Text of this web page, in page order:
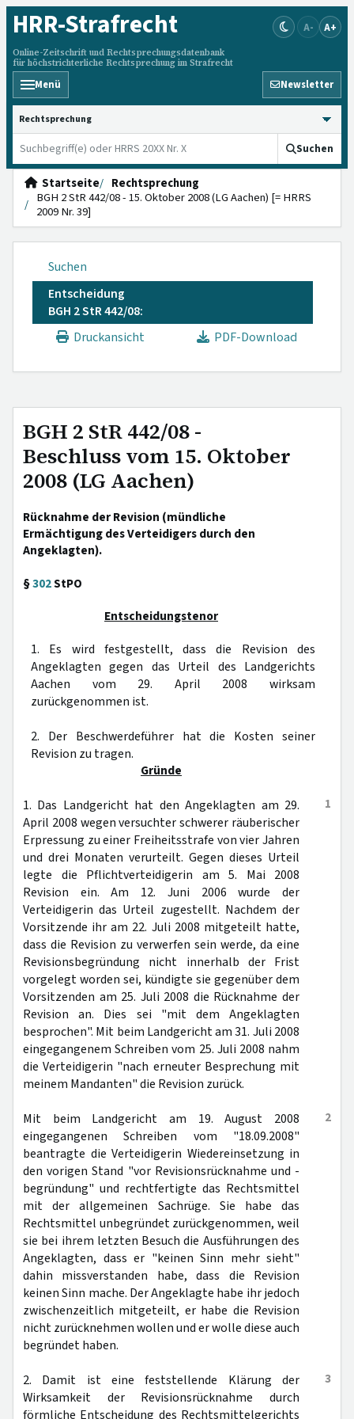
HRR-Strafrecht
Online-Zeitschrift und Rechtsprechungsdatenbank
für höchstrichterliche Rechtsprechung im Strafrecht
A- A+
Menü Newsletter
HRRS durchsuchen
Suchen
Startseite
Rechtsprechung
BGH 2 StR 442/08 - 15. Oktober 2008 (LG Aachen) [= HRRS
2009 Nr. 39]
Suchen
Entscheidung
BGH 2 StR 442/08:
Druckansicht
PDF-Download
BGH 2 StR 442/08 -
Beschluss vom 15. Oktober
2008 (LG Aachen)
Rücknahme der Revision (mündliche
Ermächtigung des Verteidigers durch den
Angeklagten).
§302StPO
Entscheidungstenor
1. Es wird festgestellt, dass die Revision des
Angeklagten gegen das Urteil des Landgerichts
Aachen vom 29. April 2008 wirksam
zurückgenommen ist.
2. Der Beschwerdeführer hat die Kosten seiner
Revision zu tragen.
Gründe
1
1. Das Landgericht hat den Angeklagten am 29.
April 2008 wegen versuchter schwerer räuberischer
Erpressung zu einer Freiheitsstrafe von vier Jahren
und drei Monaten verurteilt. Gegen dieses Urteil
legte die Pflichtverteidigerin am 5. Mai 2008
Revision ein. Am 12. Juni 2006 wurde der
Verteidigerin das Urteil zugestellt. Nachdem der
Vorsitzende ihr am 22. Juli 2008 mitgeteilt hatte,
dass die Revision zu verwerfen sein werde, da eine
Revisionsbegründung nicht innerhalb der Frist
vorgelegt worden sei, kündigte sie gegenüber dem
Vorsitzenden am 25. Juli 2008 die Rücknahme der
Revision an. Dies sei "mit dem Angeklagten
besprochen". Mit beim Landgericht am 31. Juli 2008
eingegangenem Schreiben vom 25. Juli 2008 nahm
die Verteidigerin "nach erneuter Besprechung mit
meinem Mandanten" die Revision zurück.
2
Mit beim Landgericht am 19. August 2008
eingegangenen Schreiben vom "18.09.2008"
beantragte die Verteidigerin Wiedereinsetzung in
den vorigen Stand "vor Revisionsrücknahme und -
begründung" und rechtfertigte das Rechtsmittel
mit der allgemeinen Sachrüge. Sie habe das
Rechtsmittel unbegründet zurückgenommen, weil
sie bei ihrem letzten Besuch die Ausführungen des
Angeklagten, dass er "keinen Sinn mehr sieht"
dahin missverstanden habe, dass die Revision
keinen Sinn mache. Der Angeklagte habe ihr jedoch
zwischenzeitlich mitgeteilt, er habe die Revision
nicht zurücknehmen wollen und er wolle diese auch
begründet haben.
3
2. Damit ist eine feststellende Klärung der
Wirksamkeit der Revisionsrücknahme durch
förmliche Entscheidung des Rechtsmittelgerichts